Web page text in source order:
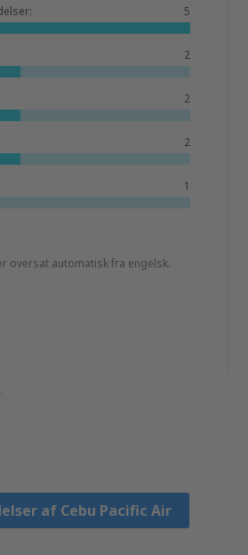
5
2
2
2
1
oversat automatisk fra engelsk.
af Cebu Pacific Air